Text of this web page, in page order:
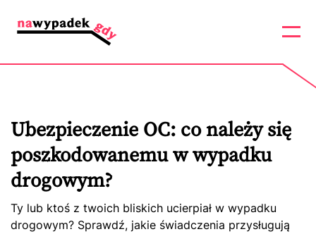
Ubezpieczenie OC: co należy się
poszkodowanemu w wypadku
drogowym?
Ty lub ktoś z twoich bliskich ucierpiał w wypadku
drogowym? Sprawdź, jakie świadczenia przysługują